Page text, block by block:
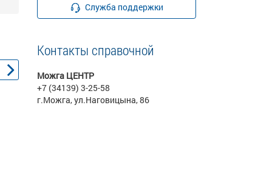
Служба поддержки
Контакты справочной
Можга ЦЕНТР
+7 (34139) 3-25-58
г.Можга, ул.Наговицына, 86